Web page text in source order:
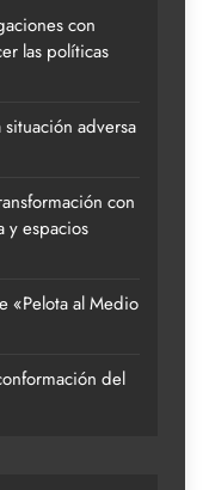
con
las políticas
adversa
con
y espacios
«Pelota al Medio
del